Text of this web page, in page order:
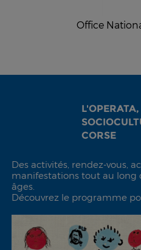
Office
CORSE
Des activités, rendez-vous,
manifestations tout au long
âges.
Découvrez le programme